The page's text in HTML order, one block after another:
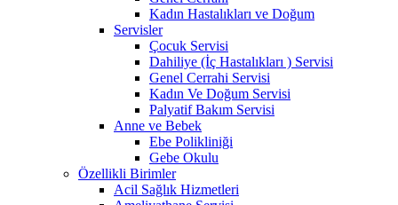
Kadın Hastalıkları ve Doğum
Servisler
Çocuk Servisi
Dahiliye (İç Hastalıkları ) Servisi
Genel Cerrahi Servisi
Kadın Ve Doğum Servisi
Palyatif Bakım Servisi
Anne ve Bebek
Ebe Polikliniği
Gebe Okulu
Özellikli Birimler
Acil Sağlık Hizmetleri